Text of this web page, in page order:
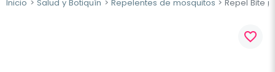
Inicio Salud y Botiquín Repelentes de mosquitos Repel Bite
favorite_border